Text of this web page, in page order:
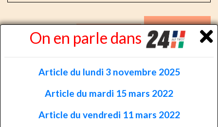
On en parle dans
Article du lundi 3 novembre 2025
Article du mardi 15 mars 2022
Article du vendredi 11 mars 2022
Ready Cash 1'10''3
Bird Parker 1'09''5
Fakir du Vivier